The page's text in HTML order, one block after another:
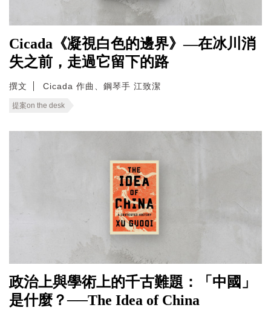
Cicada《凝視白色的邊界》—在冰川消
失之前，走過它留下的路
撰文 Cicada 作曲、鋼琴手 江致潔
提案on the desk
政治上與學術上的千古難題：「中國」
是什麼？──The Idea of China